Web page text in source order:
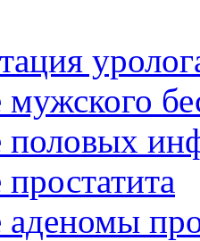
половых
аденомы